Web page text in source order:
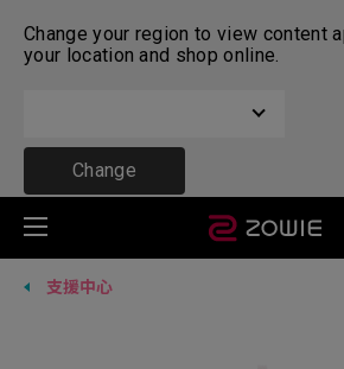
Change your region to view content
your location and shop online.
Change
支援中心